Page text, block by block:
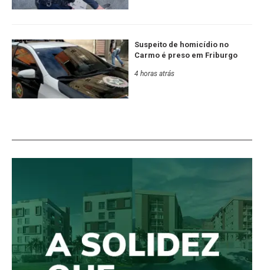
Suspeito de homicídio no
Carmo é preso em Friburgo
4 horas atrás